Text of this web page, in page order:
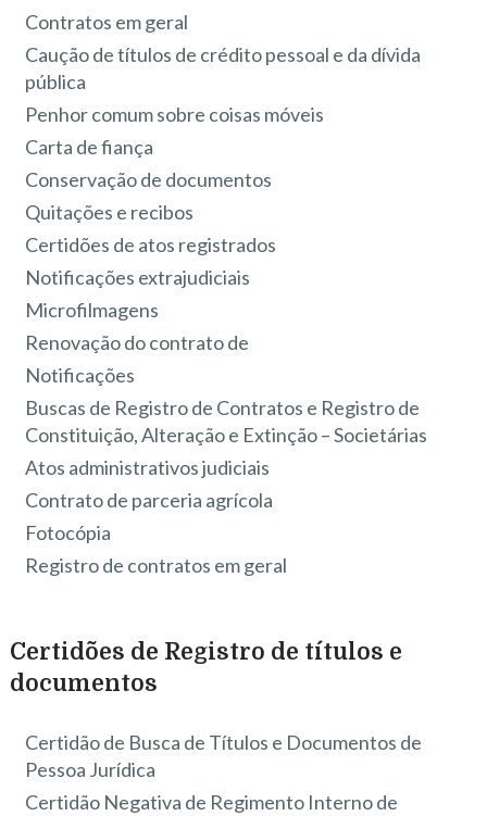
Contratos em geral
Caução de títulos de crédito pessoal e da dívida
pública
Penhor comum sobre coisas móveis
Carta de fiança
Conservação de documentos
Quitações e recibos
Certidões de atos registrados
Notificações extrajudiciais
Microfilmagens
Renovação do contrato de
Notificações
Buscas de Registro de Contratos e Registro de
Constituição, Alteração e Extinção – Societárias
Atos administrativos judiciais
Contrato de parceria agrícola
Fotocópia
Registro de contratos em geral
Certidões de Registro de títulos e
documentos
Certidão de Busca de Títulos e Documentos de
Pessoa Jurídica
Certidão Negativa de Regimento Interno de